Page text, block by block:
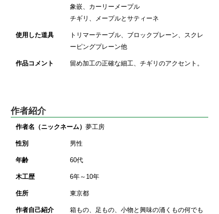
象嵌、カーリーメープル
チギリ、メープルとサティーネ
使用した道具
トリマーテーブル、ブロックプレーン、スクレ
ーピングプレーン他
作品コメント 留め加工の正確な細工、チギリのアクセント。
作者紹介
作者名（ニックネーム）夢工房
性別 男性
年齢 60代
木工歴 6年～10年
住所 東京都
作者自己紹介
箱もの、足もの、小物と興味の涌くもの何でも